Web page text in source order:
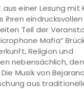
einer Lesung mit
ihren
Teil der
Mafia“
Religion und
nebensächlich,
Musik von
aus